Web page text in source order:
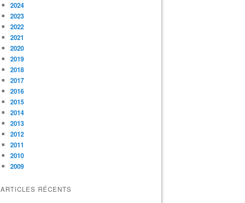
2024
2023
2022
2021
2020
2019
2018
2017
2016
2015
2014
2013
2012
2011
2010
2009
ARTICLES RÉCENTS